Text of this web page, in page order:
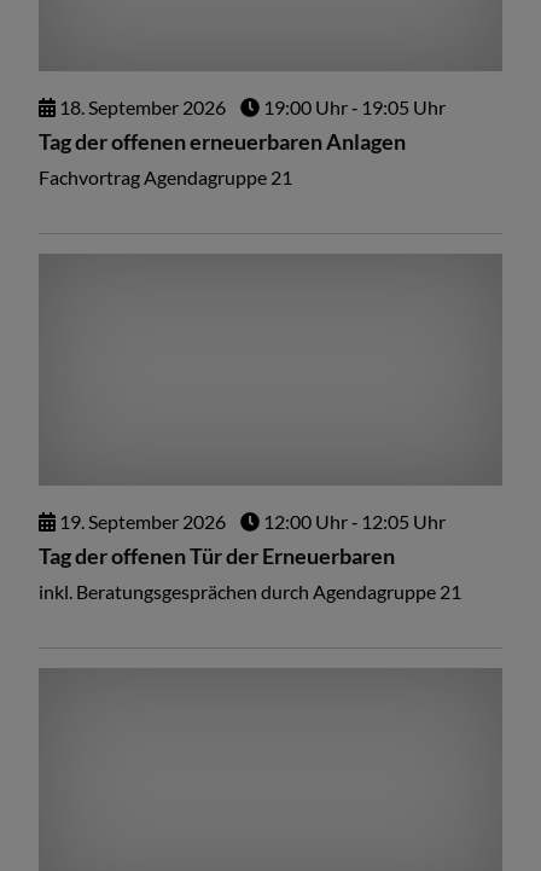
18.September 2026 19:00 Uhr‐ 19:05 Uhr
Tag der offenen erneuerbaren Anlagen
Fachvortrag Agendagruppe 21
19.September 2026 12:00 Uhr‐ 12:05 Uhr
Tag der offenen Tür der Erneuerbaren
inkl. Beratungsgesprächen durch Agendagruppe 21